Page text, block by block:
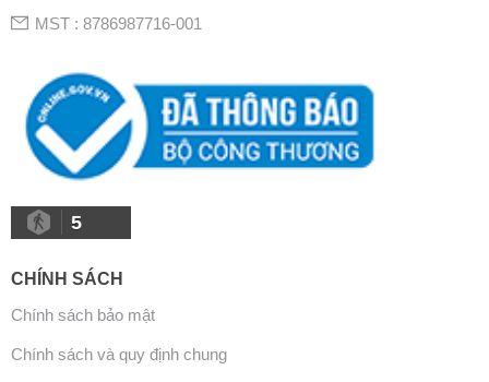
MST : 8786987716-001
5
CHÍNH SÁCH
Chính sách bảo mật
Chính sách và quy định chung